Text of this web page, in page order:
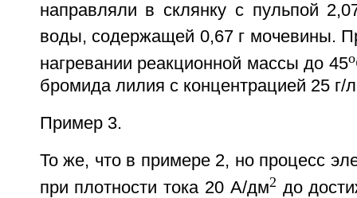
направляли в склянку с пульпой
воды, содержащей 0,67 г мочевины.
нагревании реакционной массы до 45o
бромида лилия с концентрацией 25 г/
Пример 3.
То же, что в примере 2, но процесс
при плотности тока 20 А/дм2 до